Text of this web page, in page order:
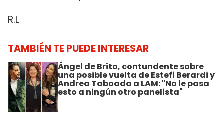
R.L
TAMBIÉN TE PUEDE INTERESAR
Ángel de Brito, contundente sobre
una posible vuelta de Estefi Berardi y
Andrea Taboada a LAM: "No le pasa
esto a ningún otro panelista"